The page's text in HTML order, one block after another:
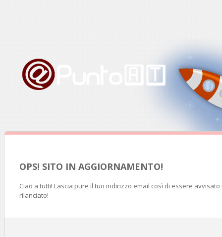
OPS! SITO IN AGGIORNAMENTO!
Ciao a tutti! Lascia pure il tuo indirizzo email così di essere
rilanciato!